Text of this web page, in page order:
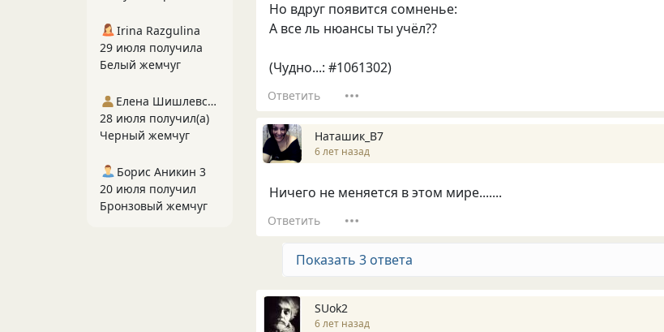
Но вдруг появится сомненье:
А все ль нюансы ты учёл??
(Чудно...: #1061302)
Ответить
Наташик_В7
6 лет назад
Ничего не меняется в этом мире.......
Ответить
Показать 3 ответа
SUok2
6 лет назад
Irina Razgulina
29 июля получила
Белый жемчуг
Елена Шишлевская
28 июля получил(а)
Черный жемчуг
Борис Аникин 3
20 июля получил
Бронзовый жемчуг